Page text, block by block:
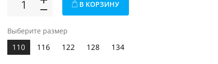
В КОРЗИНУ
Выберите размер
110 116 122 128 134